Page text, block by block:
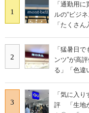
1
「通勤用
ルの“ビジ
「たくさ
2
「猛暑日
ンツ”が高
る」「色違
3
「気に入
評 「生地